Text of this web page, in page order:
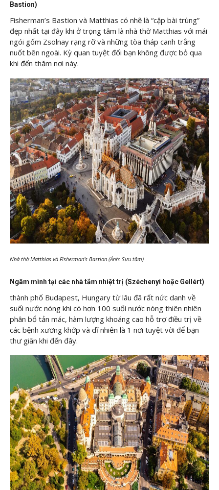
Bastion)
Fisherman’s Bastion và Matthias có nhẽ là “cặp bài trùng”
đẹp nhất tại đây khi ở trọng tâm là nhà thờ Matthias với mái
ngói gốm Zsolnay rạng rỡ và những tòa tháp canh trắng
nuốt bên ngoài. Kỳ quan tuyệt đối bạn không được bỏ qua
khi đến thăm nơi này.
Nhà thờ Matthias và Fisherman’s Bastion (Ảnh: Sưu tầm)
Ngâm mình tại các nhà tắm nhiệt trị (Széchenyi hoặc Gellért)
thành phố Budapest, Hungary từ lâu đã rất nức danh về
suối nước nóng khi có hơn 100 suối nước nóng thiên nhiên
phân bổ tản mác, hàm lượng khoáng cao hỗ trợ điều trị về
các bệnh xương khớp và dĩ nhiên là 1 nơi tuyệt vời để bạn
thư giãn khi đến đây.